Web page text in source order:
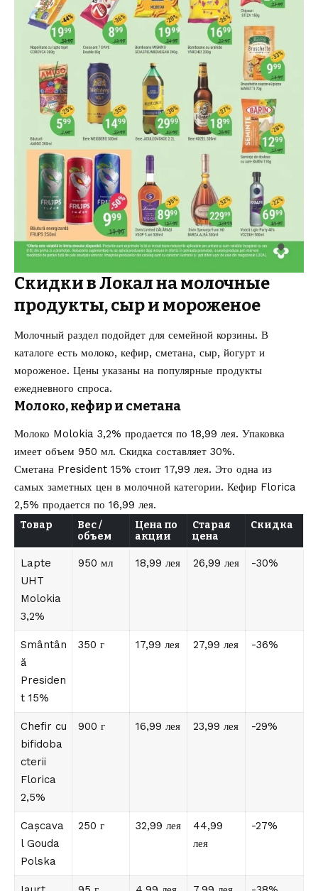
Скидки в Локал на молочные
продукты, сыр и мороженое
Молочный раздел подойдет для семейной корзины. В
каталоге есть молоко, кефир, сметана, сыр, йогурт и
мороженое. Цены указаны на популярные продукты
ежедневного спроса.
Молоко, кефир и сметана
Молоко Molokia 3,2% продается по 18,99 лея. Упаковка
имеет объем 950 мл. Скидка составляет 30%.
Сметана President 15% стоит 17,99 лея. Это одна из
самых заметных цен в молочной категории. Кефир Florica
2,5% продается по 16,99 лея.
Товар
Вес /
объем
Цена по
акции
Старая
цена
Скидка
Lapte
UHT
Molokia
3,2%
950 мл 18,99 лея 26,99 лея -30%
Smântân
ă
Presiden
t 15%
350 г 17,99 лея 27,99 лея -36%
Chefir cu
bifidoba
cterii
Florica
2,5%
900 г 16,99 лея 23,99 лея -29%
Cașcava
l Gouda
Polska
250 г 32,99 лея
44,99
лея
-27%